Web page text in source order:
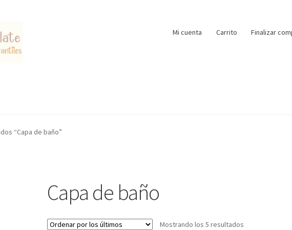
Mi cuenta Carrito Finalizar
“Capa de baño”
Capa de baño
Mostrando los 5 resultadosOrdenado